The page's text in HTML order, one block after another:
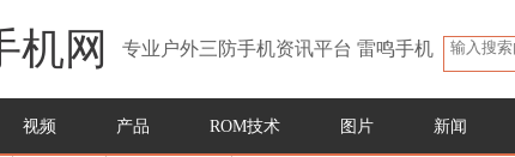
机网 专业户外三防手机资讯平台 雷鸣手机
视频 产品 ROM技术 图片 新闻